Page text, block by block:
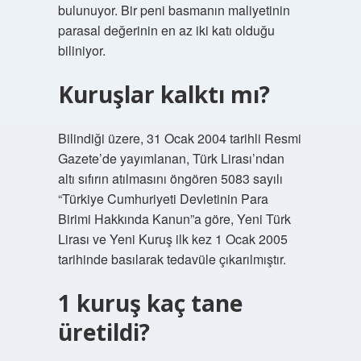
bulunuyor. Bir peni basmanın maliyetinin
parasal değerinin en az iki katı olduğu
biliniyor.
Kuruşlar kalktı mı?
Bilindiği üzere, 31 Ocak 2004 tarihli Resmi
Gazete’de yayımlanan, Türk Lirası’ndan
altı sıfırın atılmasını öngören 5083 sayılı
“Türkiye Cumhuriyeti Devletinin Para
Birimi Hakkında Kanun”a göre, Yeni Türk
Lirası ve Yeni Kuruş ilk kez 1 Ocak 2005
tarihinde basılarak tedavüle çıkarılmıştır.
1 kuruş kaç tane
üretildi?